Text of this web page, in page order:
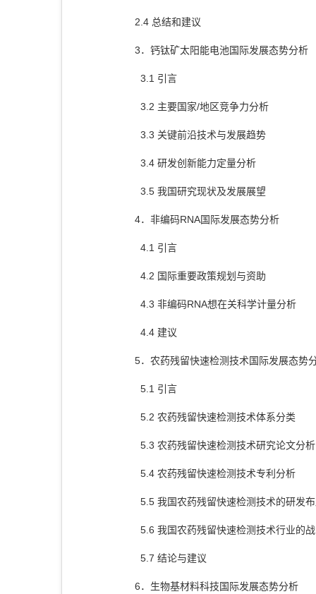
2.4 总结和建议
3．钙钛矿太阳能电池国际发展态势分析
3.1 引言
3.2 主要国家/地区竞争力分析
3.3 关键前沿技术与发展趋势
3.4 研发创新能力定量分析
3.5 我国研究现状及发展展望
4．非编码RNA国际发展态势分析
4.1 引言
4.2 国际重要政策规划与资助
4.3 非编码RNA想在关科学计量分析
4.4 建议
5．农药残留快速检测技术国际发展态势
5.1 引言
5.2 农药残留快速检测技术体系分类
5.3 农药残留快速检测技术研究论文分析
5.4 农药残留快速检测技术专利分析
5.5 我国农药残留快速检测技术的研发
5.6 我国农药残留快速检测技术行业的
5.7 结论与建议
6．生物基材料科技国际发展态势分析